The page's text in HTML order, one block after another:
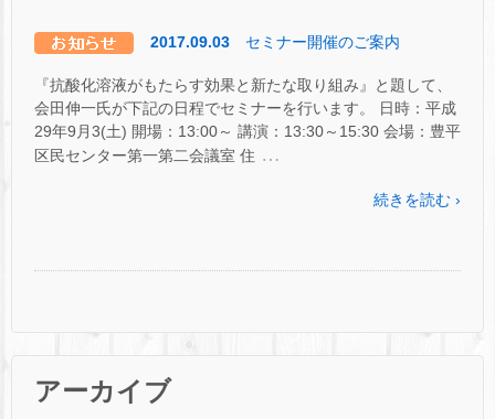
2017.09.03 セミナー開催のご案内
『抗酸化溶液がもたらす効果と新たな取り組み』と題して、
会田伸一氏が下記の日程でセミナーを行います。 日時：平成
29年9月3(土) 開場：13:00～ 講演：13:30～15:30 会場：豊平
区民センター第一第二会議室 住 …
続きを読む ›
アーカイブ